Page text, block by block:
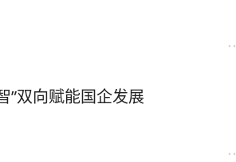
”双向赋能国企发展